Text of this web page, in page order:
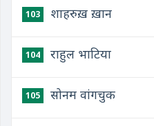
103 शाहरुख़ ख़ान
104 राहुल भाटिया
105 सोनम वांगचुक